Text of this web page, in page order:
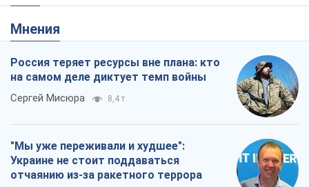
Мнения
Россия теряет ресурсы вне плана: кто
на самом деле диктует темп войны
Сергей Мисюра 8,4 т.
"Мы уже переживали и худшее":
Украине не стоит поддаваться
отчаянию из-за ракетного террора